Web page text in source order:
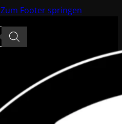
Zum Footer springen